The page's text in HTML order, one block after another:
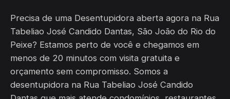
Precisa de uma Desentupidora aberta agora na Rua
Tabeliao José Candido Dantas, São João do Rio do
Peixe? Estamos perto de você e chegamos em
menos de 20 minutos com visita gratuita e
orçamento sem compromisso. Somos a
desentupidora na Rua Tabeliao José Candido